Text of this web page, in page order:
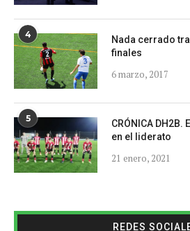
4
Nada cerrado
finales
6 marzo, 2017
5
CRÓNICA
en el liderato
21 enero, 2021
REDES